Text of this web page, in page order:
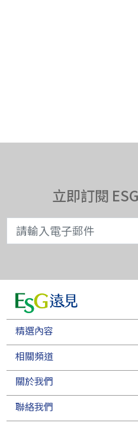
立即訂閱
精選內容
相關頻道
關於我們
聯絡我們